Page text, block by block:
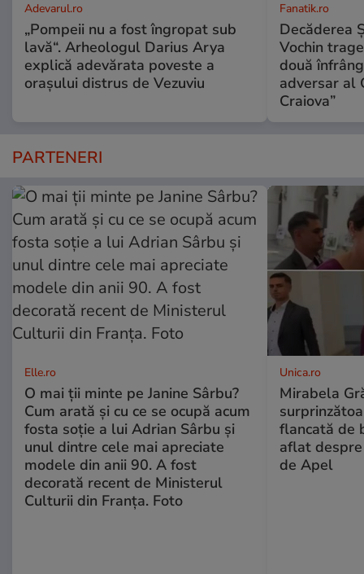
Adevarul.ro
„Pompeii nu a fost îngropat sub
lavă“. Arheologul Darius Arya
explică adevărata poveste a
orașului distrus de Vezuviu
Fanatik.ro
Decăderea
Vochin
două
adversar al
Craiova”
PARTENERI
Elle.ro
O mai ții minte pe Janine Sârbu?
Cum arată și cu ce se ocupă acum
fosta soție a lui Adrian Sârbu și
unul dintre cele mai apreciate
modele din anii 90. A fost
decorată recent de Ministerul
Culturii din Franța. Foto
Unica.ro
Mirabela
flancată de
aflat
de Apel